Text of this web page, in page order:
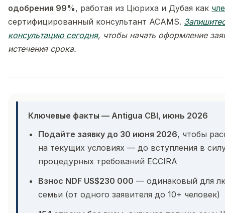
одобрения 99%, работая из Цюриха и Дубая как
сертифицированный консультант ACAMS.
консультацию сегодня, чтобы начать оформление
истечения срока.
Ключевые факты — Antigua CBI, июнь 2026
Подайте заявку до 30 июня 2026, чтобы
на текущих условиях — до вступления в
процедурных требований ECCIRA
Взнос NDF US$230 000 — одинаковый для
семьи (от одного заявителя до 10+ человек)